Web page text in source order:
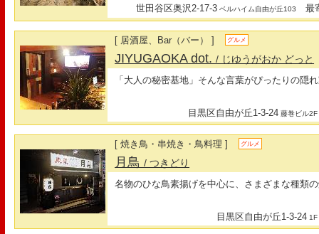
世田谷区奥沢2-17-3 ベルハイム自由が丘103 最
[ 居酒屋、Bar（バー） ] グルメ
JIYUGAOKA dot./ じゆうがおか どっと
「大人の秘密基地」そんな言葉がぴったりの隠
目黒区自由が丘1-3-24 藤巻ビル2F
[ 焼き鳥・串焼き・鳥料理 ] グルメ
月鳥/ つきどり
名物のひな鳥素揚げを中心に、さまざまな種類
目黒区自由が丘1-3-24 1F